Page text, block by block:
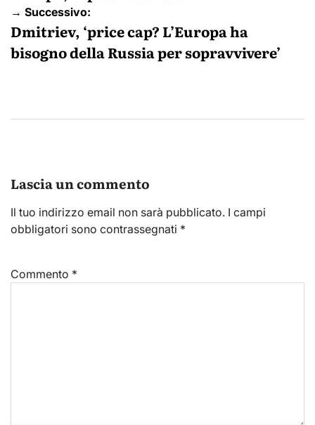
→ Successivo:
Dmitriev, ‘price cap? L’Europa ha
bisogno della Russia per sopravvivere’
Lascia un commento
Il tuo indirizzo email non sarà pubblicato. I campi
obbligatori sono contrassegnati *
Commento *